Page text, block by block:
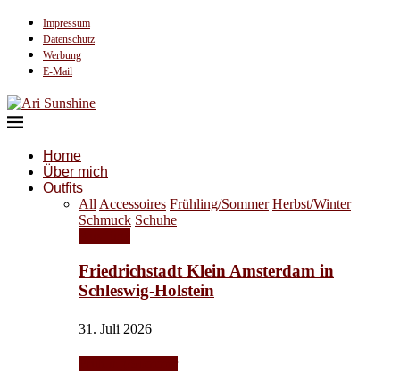
Impressum
Datenschutz
Werbung
E-Mail
Home
Über mich
Outfits
All Accessoires Frühling/Sommer Herbst/Winter
Schmuck Schuhe
Friedrichstadt Klein Amsterdam in
Schleswig-Holstein
31. Juli 2026